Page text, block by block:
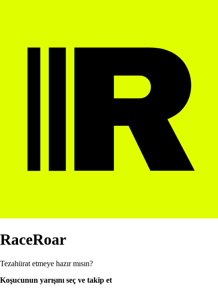
RaceRoar
Tezahürat etmeye hazır mısın?
Koşucunun yarışını seç ve takip et